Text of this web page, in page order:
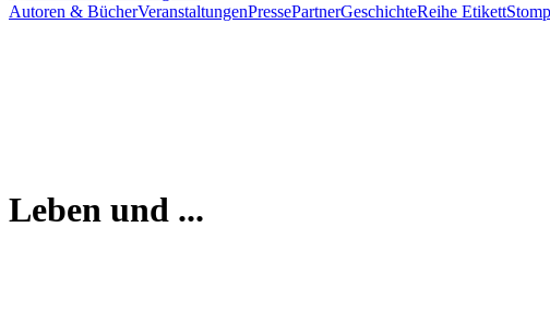
Autoren & BücherVeranstaltungenPressePartnerGeschichteReihe Etikett
Leben und ...